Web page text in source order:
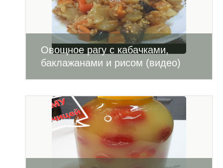
Овощное рагу с кабачками,
баклажанами и рисом (видео)